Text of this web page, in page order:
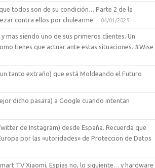
todos son de su condición… Parte 2 de la
contra ellos por chulearme
04/01/2025
mas siendo uno de sus primeros clientes. Un
tienes que actuar ante estas situaciones. #Wise
tanto extraño) que está Moldeando el Futuro
dicho pasara) a Google cuando intentan
de Instagram) desde España. Recuerda que
por las «utoridades» de Proteccion de Datos
TV Xiaomi, Espias no, lo siguiente… y hardware